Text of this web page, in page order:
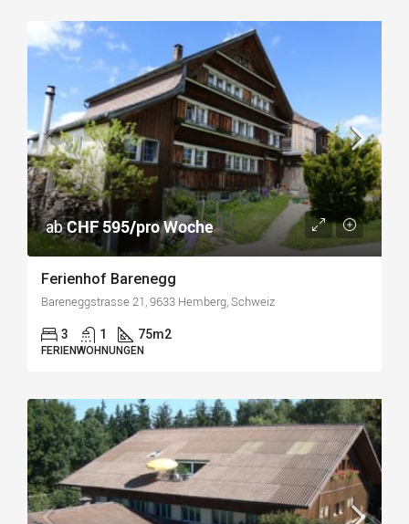
abCHF 595/pro Woche
Ferienhof Barenegg
Bareneggstrasse 21, 9633 Hemberg, Schweiz
3 1 75m2
FERIENWOHNUNGEN